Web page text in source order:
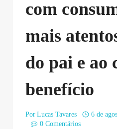
com
mais
do pai e ao
benefício
Por Lucas Tavares
6 de
0 Comentários